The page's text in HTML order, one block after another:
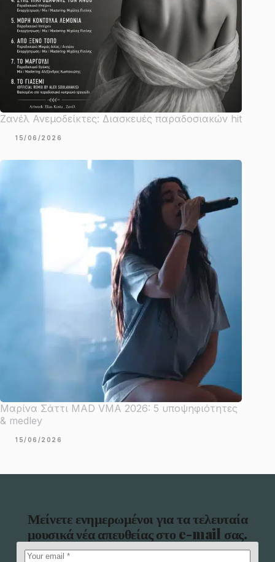
Ζανέλ Ανεμοδείκτες: Διασκευές παραδοσιακών hit
15/06/2026
Μαρίνα Σάττι MAD VMA 2026: 5 υποψηφιότητες
& medley
15/06/2026
Μείνετε ενημερωμένοι για τα τελευταία
μουσικά νέα απευθείας στο e-mail σας.